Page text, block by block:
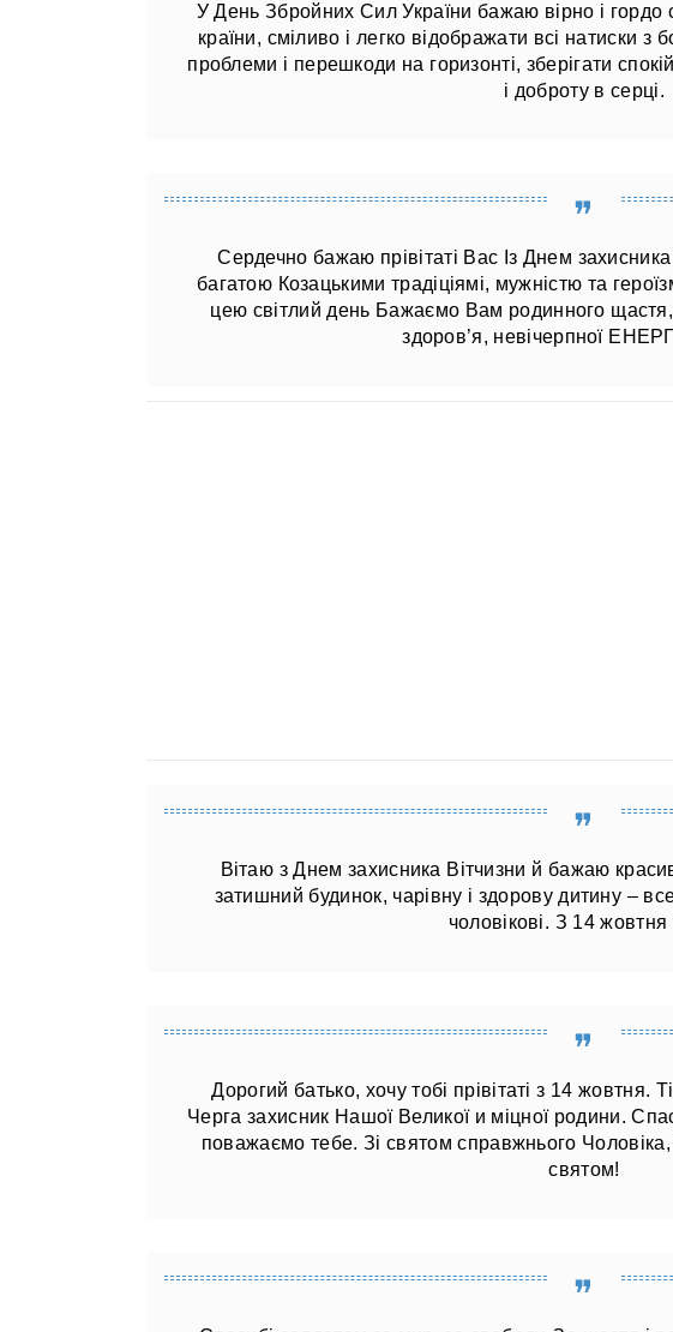
У День Збройних Сил України бажаю вірно і гордо
країни, сміливо і легко відображати всі натиски з
проблеми і перешкоди на горизонті, зберігати
і доброту в серці.
Сердечно бажаю прівітаті Вас Із Днем
багатою Козацькими традіціямі, мужністю та
цею світлий день Бажаємо Вам родинного щастя,
здоров’я, невічерпної
Вітаю з Днем захисника Вітчизни й бажаю
затишний будинок, чарівну і здорову дитину –
чоловікові. З 14 жовтня
Дорогий батько, хочу тобі прівітаті з 14
Черга захисник Нашої Великої и міцної родини.
поважаємо тебе. Зі святом справжнього
святом!